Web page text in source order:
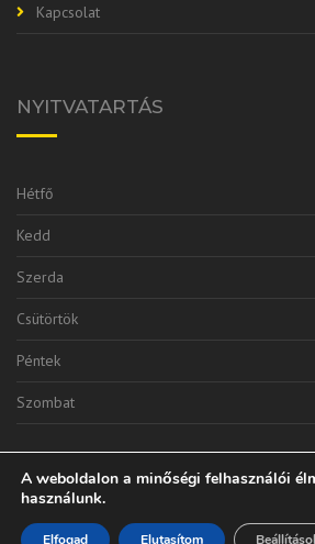
Kapcsolat
NYITVATARTÁS
Hétfő
Kedd
Szerda
Csütörtök
Péntek
Szombat
A weboldalon a minőségi felhasználói
használunk.
Elfogad Elutasítom